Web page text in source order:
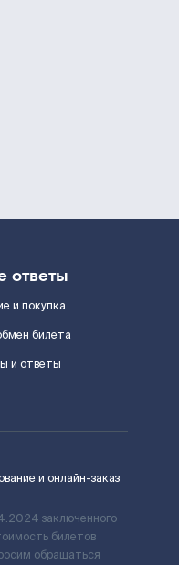
ответы
и покупка
билета
и ответы
и онлайн-заказ
заключенного
билетов
обращаться